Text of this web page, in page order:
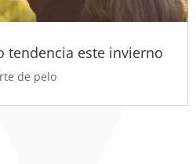
tendencia este invierno
de pelo